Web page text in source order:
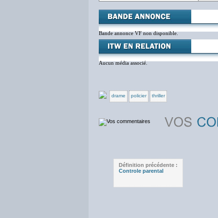
Bande annonce VF non disponible.
Aucun média associé.
drame policier thriller
Définition précédente :
Controle parental